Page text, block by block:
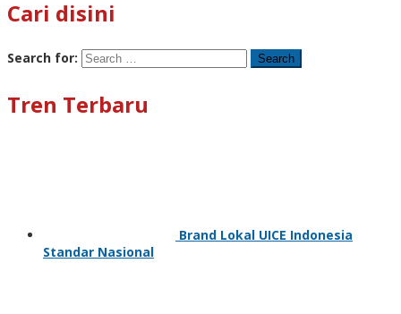
Cari disini
Search for:
Tren Terbaru
Brand Lokal UICE Indonesia
Standar Nasional